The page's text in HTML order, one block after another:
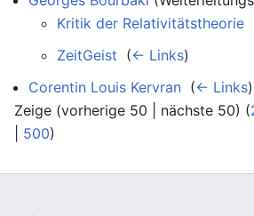
Kritik der Relativitätstheorie
ZeitGeist (← Links)
Corentin Louis Kervran (← Links)
Zeige (vorherige 50 | nächste 50) (
500)